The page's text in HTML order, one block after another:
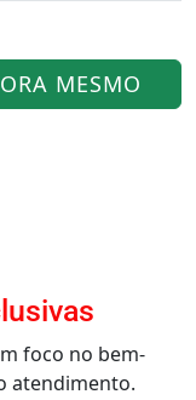
MESMO
foco no bem-
atendimento.